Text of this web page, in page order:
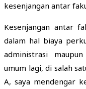
kesenjangan antar
Kesenjangan antar
dalam hal biaya
administrasi
umum lagi, di salah
A, saya mendengar